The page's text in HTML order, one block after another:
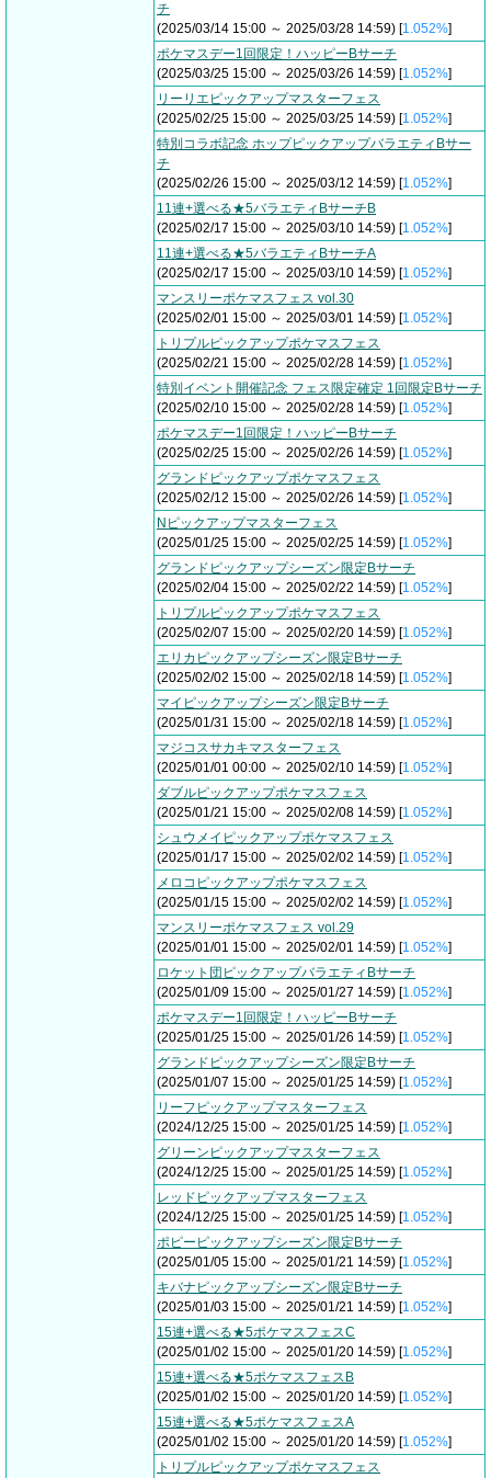
チ
(2025/03/14 15:00 ～ 2025/03/28 14:59) [1.052%]
ポケマスデー1回限定！ハッピーBサーチ
(2025/03/25 15:00 ～ 2025/03/26 14:59) [1.052%]
リーリエピックアップマスターフェス
(2025/02/25 15:00 ～ 2025/03/25 14:59) [1.052%]
特別コラボ記念 ホップピックアップバラエティBサー
チ
(2025/02/26 15:00 ～ 2025/03/12 14:59) [1.052%]
11連+選べる★5バラエティBサーチB
(2025/02/17 15:00 ～ 2025/03/10 14:59) [1.052%]
11連+選べる★5バラエティBサーチA
(2025/02/17 15:00 ～ 2025/03/10 14:59) [1.052%]
マンスリーポケマスフェス vol.30
(2025/02/01 15:00 ～ 2025/03/01 14:59) [1.052%]
トリプルピックアップポケマスフェス
(2025/02/21 15:00 ～ 2025/02/28 14:59) [1.052%]
特別イベント開催記念 フェス限定確定 1回限定Bサーチ
(2025/02/10 15:00 ～ 2025/02/28 14:59) [1.052%]
ポケマスデー1回限定！ハッピーBサーチ
(2025/02/25 15:00 ～ 2025/02/26 14:59) [1.052%]
グランドピックアップポケマスフェス
(2025/02/12 15:00 ～ 2025/02/26 14:59) [1.052%]
Nピックアップマスターフェス
(2025/01/25 15:00 ～ 2025/02/25 14:59) [1.052%]
グランドピックアップシーズン限定Bサーチ
(2025/02/04 15:00 ～ 2025/02/22 14:59) [1.052%]
トリプルピックアップポケマスフェス
(2025/02/07 15:00 ～ 2025/02/20 14:59) [1.052%]
エリカピックアップシーズン限定Bサーチ
(2025/02/02 15:00 ～ 2025/02/18 14:59) [1.052%]
マイピックアップシーズン限定Bサーチ
(2025/01/31 15:00 ～ 2025/02/18 14:59) [1.052%]
マジコスサカキマスターフェス
(2025/01/01 00:00 ～ 2025/02/10 14:59) [1.052%]
ダブルピックアップポケマスフェス
(2025/01/21 15:00 ～ 2025/02/08 14:59) [1.052%]
シュウメイピックアップポケマスフェス
(2025/01/17 15:00 ～ 2025/02/02 14:59) [1.052%]
メロコピックアップポケマスフェス
(2025/01/15 15:00 ～ 2025/02/02 14:59) [1.052%]
マンスリーポケマスフェス vol.29
(2025/01/01 15:00 ～ 2025/02/01 14:59) [1.052%]
ロケット団ピックアップバラエティBサーチ
(2025/01/09 15:00 ～ 2025/01/27 14:59) [1.052%]
ポケマスデー1回限定！ハッピーBサーチ
(2025/01/25 15:00 ～ 2025/01/26 14:59) [1.052%]
グランドピックアップシーズン限定Bサーチ
(2025/01/07 15:00 ～ 2025/01/25 14:59) [1.052%]
リーフピックアップマスターフェス
(2024/12/25 15:00 ～ 2025/01/25 14:59) [1.052%]
グリーンピックアップマスターフェス
(2024/12/25 15:00 ～ 2025/01/25 14:59) [1.052%]
レッドピックアップマスターフェス
(2024/12/25 15:00 ～ 2025/01/25 14:59) [1.052%]
ポピーピックアップシーズン限定Bサーチ
(2025/01/05 15:00 ～ 2025/01/21 14:59) [1.052%]
キバナピックアップシーズン限定Bサーチ
(2025/01/03 15:00 ～ 2025/01/21 14:59) [1.052%]
15連+選べる★5ポケマスフェスC
(2025/01/02 15:00 ～ 2025/01/20 14:59) [1.052%]
15連+選べる★5ポケマスフェスB
(2025/01/02 15:00 ～ 2025/01/20 14:59) [1.052%]
15連+選べる★5ポケマスフェスA
(2025/01/02 15:00 ～ 2025/01/20 14:59) [1.052%]
トリプルピックアップポケマスフェス